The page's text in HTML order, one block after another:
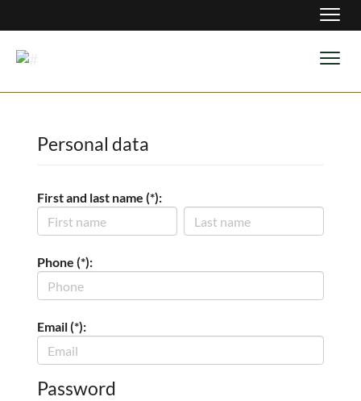
Personal data
First and last name (*):
Phone (*):
Email (*):
Password